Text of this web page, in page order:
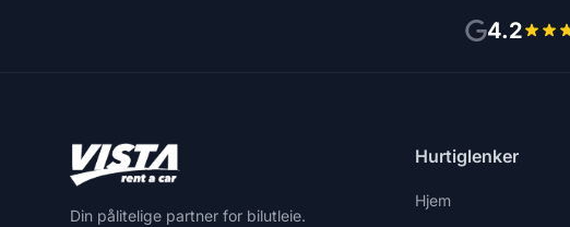
4.2
Din pålitelige partner for bilutleie.
Hurtiglenker
Hjem